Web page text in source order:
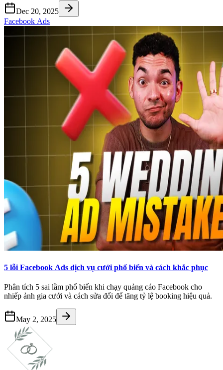
Dec 20, 2025
Facebook Ads
5 lỗi Facebook Ads dịch vụ cưới phổ biến và cách khắc phục
Phân tích 5 sai lầm phổ biến khi chạy quảng cáo Facebook cho
nhiếp ảnh gia cưới và cách sửa đổi để tăng tỷ lệ booking hiệu quả.
May 2, 2025